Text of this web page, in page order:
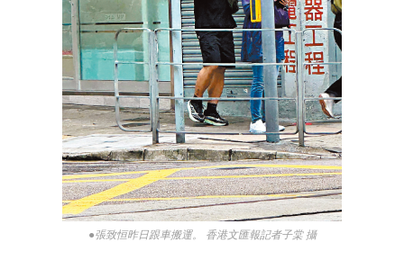
●張致恒昨日跟車搬運。 香港文匯報記者子棠 攝